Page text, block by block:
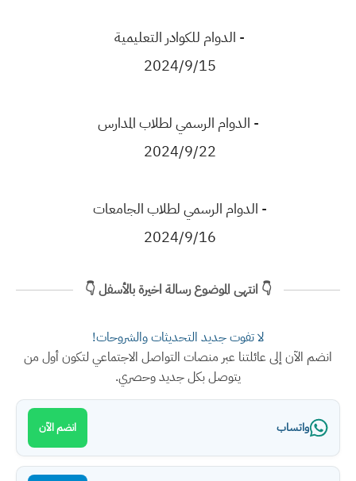
- الدوام للكوادر التعليمية
2024/9/15
- الدوام الرسمي لطلاب المدارس
2024/9/22
- الدوام الرسمي لطلاب الجامعات
2024/9/16
👇 انتهى الموضوع رسالة اخيرة بالأسفل 👇
لا تفوت جديد التحديثات والشروحات!
انضم الآن إلى عائلتنا عبر منصات التواصل الاجتماعي لتكون أول من
يتوصل بكل جديد وحصري.
واتساب انضم الآن